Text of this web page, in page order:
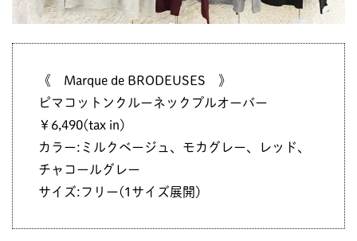
《 Marque de BRODEUSES 》
ピマコットンクルーネックプルオーバー
￥6,490(tax in)
カラー:ミルクベージュ、モカグレー、レッド、
チャコールグレー
サイズ:フリー(1サイズ展開)